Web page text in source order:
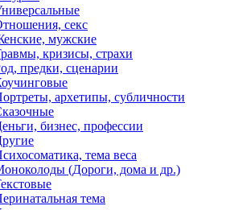
секс
мужские
кризисы, страхи
предки, сценарии
архетипы, субличности
бизнес, профессии
тема веса
(Дороги, дома и др.)
тема